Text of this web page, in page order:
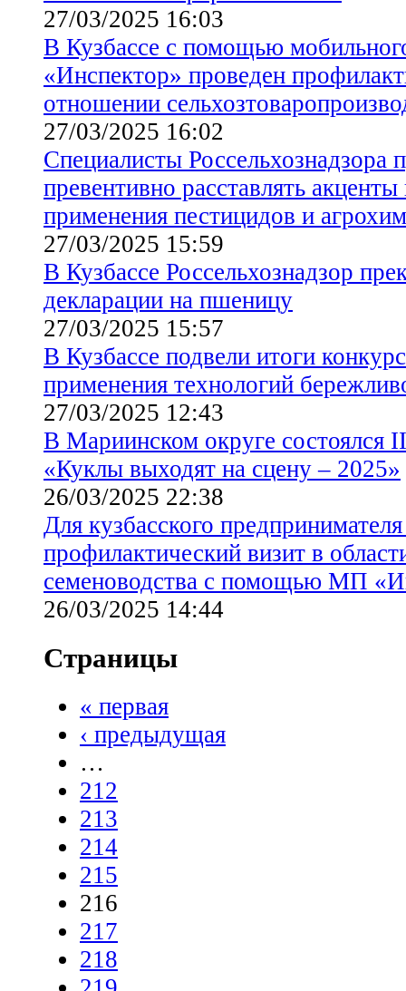
27/03/2025 16:03
В Кузбассе с помощью
«Инспектор» проведен
отношении
27/03/2025 16:02
Специалисты Россельхознадзора
превентивно расставлять
применения пестицидов и
27/03/2025 15:59
В Кузбассе Россельхознадзор
декларации на пшеницу
27/03/2025 15:57
В Кузбассе подвели итоги
применения технологий
27/03/2025 12:43
В Мариинском округе состоялся
«Куклы выходят на сцену – 2025»
26/03/2025 22:38
Для кузбасского
профилактический визит в
семеноводства с помощью МП
26/03/2025 14:44
Страницы
« первая
‹ предыдущая
…
212
213
214
215
216
217
218